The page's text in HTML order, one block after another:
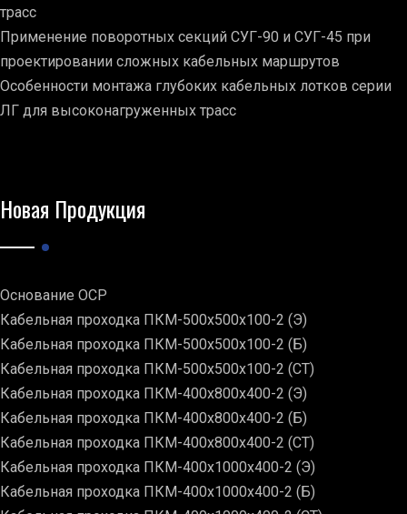
трасс
Применение поворотных секций СУГ-90 и СУГ-45 при
проектировании сложных кабельных маршрутов
Особенности монтажа глубоких кабельных лотков серии
ЛГ для высоконагруженных трасс
Новая Продукция
Основание ОСР
Кабельная проходка ПКМ-500х500х100-2 (Э)
Кабельная проходка ПКМ-500х500х100-2 (Б)
Кабельная проходка ПКМ-500х500х100-2 (СТ)
Кабельная проходка ПКМ-400х800х400-2 (Э)
Кабельная проходка ПКМ-400х800х400-2 (Б)
Кабельная проходка ПКМ-400х800х400-2 (СТ)
Кабельная проходка ПКМ-400х1000х400-2 (Э)
Кабельная проходка ПКМ-400х1000х400-2 (Б)